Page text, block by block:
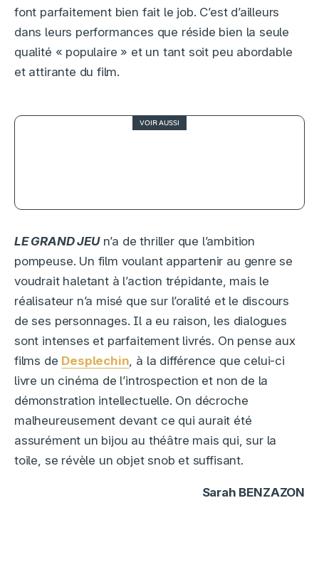
font parfaitement bien fait le job. C’est d’ailleurs
dans leurs performances que réside bien la seule
qualité « populaire » et un tant soit peu abordable
et attirante du film.
VOIR AUSSI
LE GRAND JEUn’a de thriller que l’ambition
pompeuse. Un film voulant appartenir au genre se
voudrait haletant à l’action trépidante, mais le
réalisateur n’a misé que sur l’oralité et le discours
de ses personnages. Il a eu raison, les dialogues
sont intenses et parfaitement livrés. On pense aux
films de Desplechin, à la différence que celui-ci
livre un cinéma de l’introspection et non de la
démonstration intellectuelle. On décroche
malheureusement devant ce qui aurait été
assurément un bijou au théâtre mais qui, sur la
toile, se révèle un objet snob et suffisant.
Sarah BENZAZON